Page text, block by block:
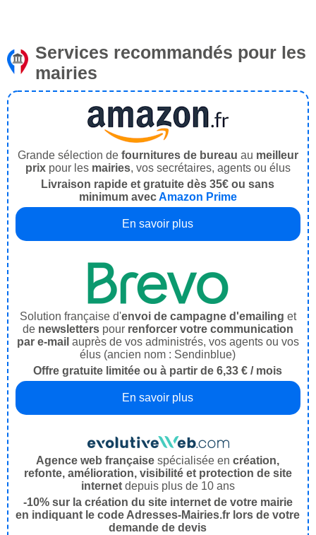
Services recommandés pour les
mairies
Grande sélection de fournitures de bureau au meilleur
prix pour les mairies, vos secrétaires, agents ou élus
Livraison rapide et gratuite dès 35€ ou sans
minimum avecAmazon Prime
En savoir plus
Solution française d'envoi de campagne d'emailing et
de newsletters pour renforcer votre communication
par e-mail auprès de vos administrés, vos agents ou vos
élus (ancien nom : Sendinblue)
Offre gratuite limitée ou à partir de 6,33 € / mois
En savoir plus
Agence web française spécialisée encréation,
refonte, amélioration, visibilité et protection de site
internet depuis plus de 10 ans
-10% sur la création du site internet de votre mairie
en indiquant le code Adresses-Mairies.fr lors de votre
demande de devis